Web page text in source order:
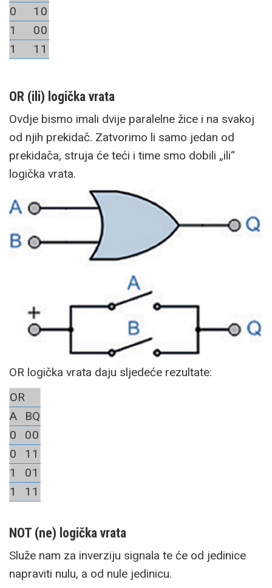
0
1 0
1
00
1
1 1
OR (ili) logička vrata
Ovdje bismo imali dvije paralelne žice i na svakoj
od njih prekidač. Zatvorimo li samo jedan od
prekidača, struja će teći i time smo dobili „ili“
logička vrata.
OR logička vrata daju sljedeće rezultate:
OR
A
BQ
0
00
0
1 1
1
01
1
1 1
NOT (ne) logička vrata
Služe nam za inverziju signala te će od jedinice
napraviti nulu, a od nule jedinicu.